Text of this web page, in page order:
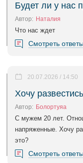
Будет ли у нас
Автор: Наталия
Что нас ждет
Смотреть
Хочу
20.07.2026 / 14:50
Автор: Болортуяа
С мужем 20 лет.
напряженные. Хочу
это?
Смотреть